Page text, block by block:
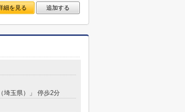
細を見る 追加する
埼玉県）」 停歩2分